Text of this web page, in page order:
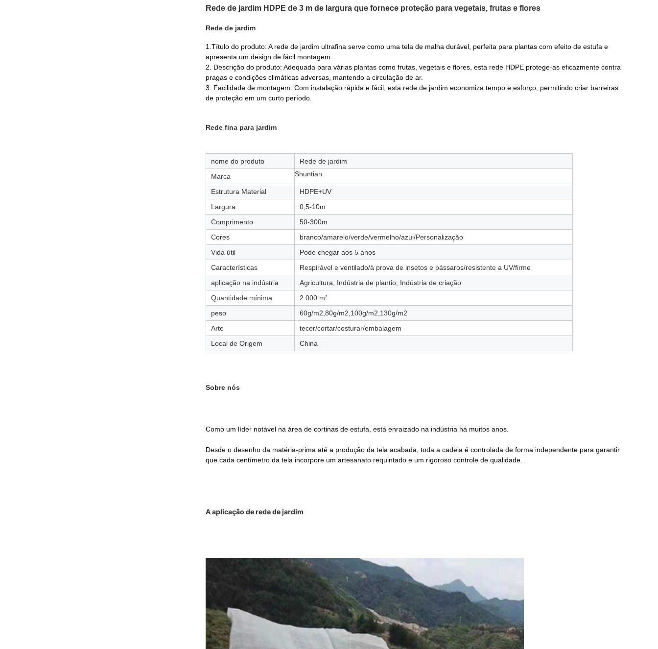
Rede de jardim HDPE de 3 m de largura que fornece proteção para vegetais, frutas e flores
Rede de jardim
1.Título do produto: A rede de jardim ultrafina serve como uma tela de malha durável, perfeita para plantas com efeito de estufa e
apresenta um design de fácil montagem.
2. Descrição do produto: Adequada para várias plantas como frutas, vegetais e flores, esta rede HDPE protege-as eficazmente contra
pragas e condições climáticas adversas, mantendo a circulação de ar.
3. Facilidade de montagem: Com instalação rápida e fácil, esta rede de jardim economiza tempo e esforço, permitindo criar barreiras
de proteção em um curto período.
Rede fina para jardim
nome do produto
Rede de jardim
Marca
Shuntian
Estrutura Material
HDPE+UV
Largura
0,5-10m
Comprimento
50-300m
Cores
branco/amarelo/verde/vermelho/azul/Personalização
Vida útil
Pode chegar aos 5 anos
Características
Respirável e ventilado/à prova de insetos e pássaros/resistente a UV/firme
aplicação na indústria
Agricultura; Indústria de plantio; Indústria de criação
Quantidade mínima
2.000 m²
peso
60g/m2,80g/m2,100g/m2,130g/m2
Arte
tecer/cortar/costurar/embalagem
Local de Origem
China
Sobre nós
Como um líder notável na área de cortinas de estufa, está enraizado na indústria há muitos anos.
Desde o desenho da matéria-prima até a produção da tela acabada, toda a cadeia é controlada de forma independente para garantir
que cada centímetro da tela incorpore um artesanato requintado e um rigoroso controle de qualidade.
A aplicação de rede de jardim